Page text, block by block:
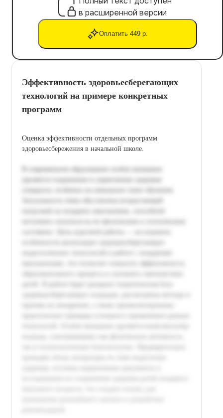
в расширенной версии
Оплатить 449 р.
Эффективность здоровьесберегающих
технологий на примере конкретных
программ
Оценка эффективности отдельных программ
здоровьесбережения в начальной школе.